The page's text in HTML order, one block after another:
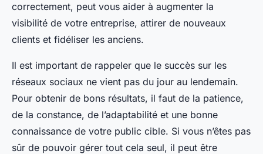
correctement, peut vous aider à augmenter la
visibilité de votre entreprise, attirer de nouveaux
clients et fidéliser les anciens.
Il est important de rappeler que le succès sur les
réseaux sociaux ne vient pas du jour au lendemain.
Pour obtenir de bons résultats, il faut de la patience,
de la constance, de l’adaptabilité et une bonne
connaissance de votre public cible. Si vous n’êtes pas
sûr de pouvoir gérer tout cela seul, il peut être